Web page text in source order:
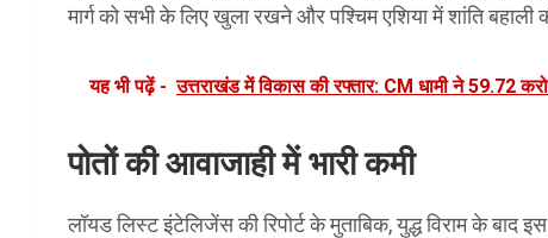
मार्ग को सभी के लिए खुला रखने और पश्चिम एशिया में शांति बहाली
यह भी पढ़ें - उत्तराखंड में विकास की रफ्तार: CM धामी ने 59.72
पोतों की आवाजाही में भारी कमी
लॉयड लिस्ट इंटेलिजेंस की रिपोर्ट के मुताबिक, युद्ध विराम के